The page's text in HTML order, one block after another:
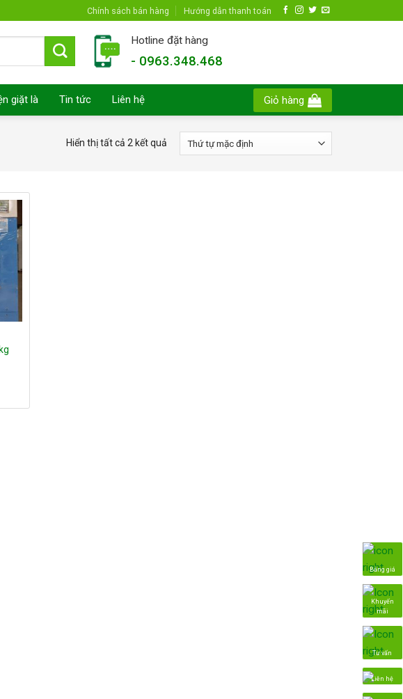
Chính sách bán hàng Hướng dẫn thanh toán
Hotline đặt hàng
- 0963.348.468
giặt là Tin tức Liên hệ Giỏ hàng
Hiển thị tất cả 2 kết quả
Bảng giá
Khuyến
mãi
Tư vấn
Liên hệ